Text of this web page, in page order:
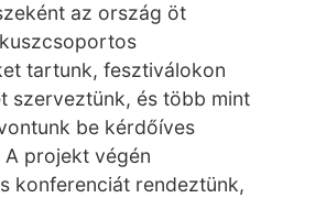
az ország öt
tartunk, fesztiválokon
szerveztünk, és több mint
be kérdőíves
projekt végén
konferenciát rendeztünk,